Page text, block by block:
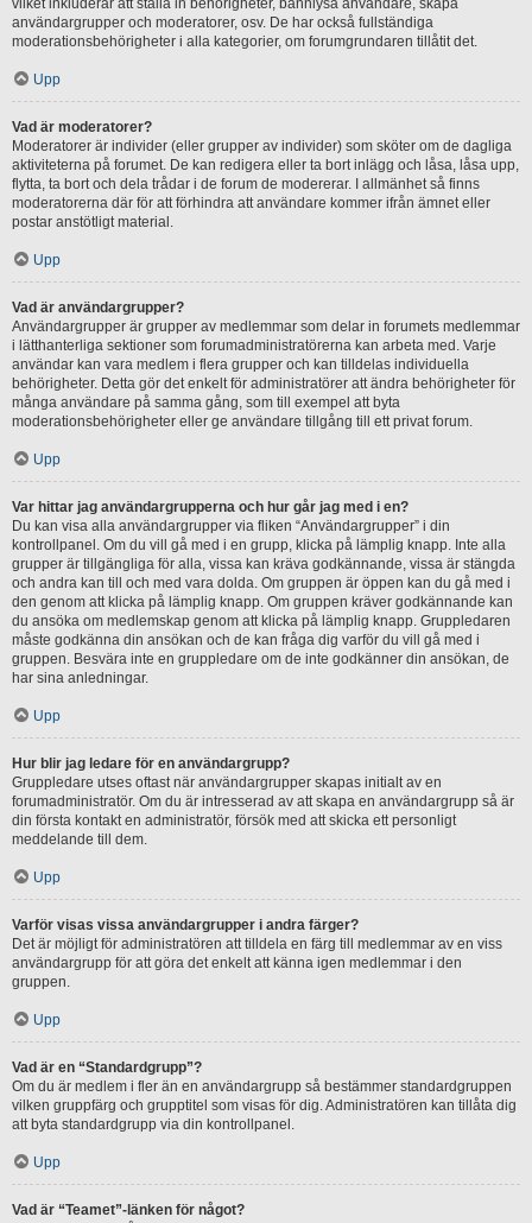
vilket inkluderar att ställa in behörigheter, bannlysa användare, skapa
användargrupper och moderatorer, osv. De har också fullständiga
moderationsbehörigheter i alla kategorier, om forumgrundaren tillåtit det.
Upp
Vad är moderatorer?
Moderatorer är individer (eller grupper av individer) som sköter om de dagliga
aktiviteterna på forumet. De kan redigera eller ta bort inlägg och låsa, låsa upp,
flytta, ta bort och dela trådar i de forum de modererar. I allmänhet så finns
moderatorerna där för att förhindra att användare kommer ifrån ämnet eller
postar anstötligt material.
Upp
Vad är användargrupper?
Användargrupper är grupper av medlemmar som delar in forumets medlemmar
i lätthanterliga sektioner som forumadministratörerna kan arbeta med. Varje
användar kan vara medlem i flera grupper och kan tilldelas individuella
behörigheter. Detta gör det enkelt för administratörer att ändra behörigheter för
många användare på samma gång, som till exempel att byta
moderationsbehörigheter eller ge användare tillgång till ett privat forum.
Upp
Var hittar jag användargrupperna och hur går jag med i en?
Du kan visa alla användargrupper via fliken “Användargrupper” i din
kontrollpanel. Om du vill gå med i en grupp, klicka på lämplig knapp. Inte alla
grupper är tillgängliga för alla, vissa kan kräva godkännande, vissa är stängda
och andra kan till och med vara dolda. Om gruppen är öppen kan du gå med i
den genom att klicka på lämplig knapp. Om gruppen kräver godkännande kan
du ansöka om medlemskap genom att klicka på lämplig knapp. Gruppledaren
måste godkänna din ansökan och de kan fråga dig varför du vill gå med i
gruppen. Besvära inte en gruppledare om de inte godkänner din ansökan, de
har sina anledningar.
Upp
Hur blir jag ledare för en användargrupp?
Gruppledare utses oftast när användargrupper skapas initialt av en
forumadministratör. Om du är intresserad av att skapa en användargrupp så är
din första kontakt en administratör, försök med att skicka ett personligt
meddelande till dem.
Upp
Varför visas vissa användargrupper i andra färger?
Det är möjligt för administratören att tilldela en färg till medlemmar av en viss
användargrupp för att göra det enkelt att känna igen medlemmar i den
gruppen.
Upp
Vad är en “Standardgrupp”?
Om du är medlem i fler än en användargrupp så bestämmer standardgruppen
vilken gruppfärg och grupptitel som visas för dig. Administratören kan tillåta dig
att byta standardgrupp via din kontrollpanel.
Upp
Vad är “Teamet”-länken för något?